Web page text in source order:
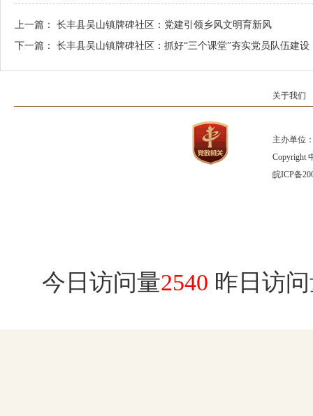
上一篇： 长丰县吴山镇牌碑社区：党建引领乡风文明育新风
下一篇： 长丰县吴山镇牌碑社区：抓好“三个课堂”夯实党员队伍建设
关于我们
主办单位
Copyright
皖ICP备
今日访问量2540 昨日访